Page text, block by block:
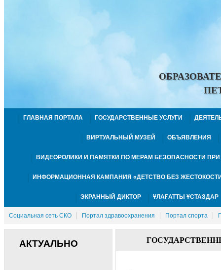
ГЛАВНАЯ ПОРТАЛА ГОСУДАРСТВЕННЫЕ УСЛУГИ
ВИРТУАЛЬНЫЙ МУЗЕЙ ОБЪЯВЛЕНИЯ
ВИДЕОРОЛИКИ И ПАМЯТКИ ПО МЕРАМ БЕЗОПАСНОСТИ
ИНФОРМАЦИОННАЯ КАМПАНИЯ «ДЕТСТВО БЕЗ
ЭКРАННЫЙ ДИКТОР ҰЛАҒАТТЫ ҰСТАЗДАР
Социальная сеть СКО Портал здравоохранения Портал спорта
АКТУАЛЬНО